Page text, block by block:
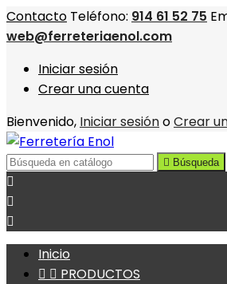
Contacto Teléfono: 914 61 52 75
web@ferreteriaenol.com
Iniciar sesión
Crear una cuenta
Bienvenido, Iniciar sesiónoCrear
 Búsqueda



Inicio
  PRODUCTOS